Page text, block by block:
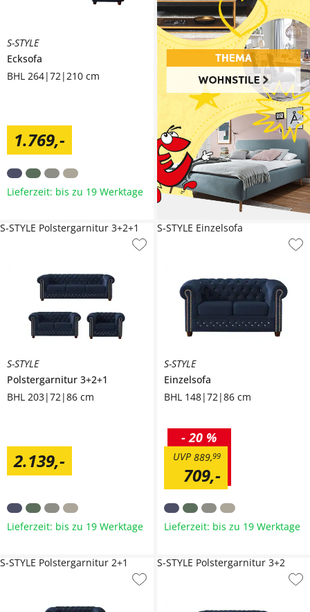
S-STYLE
Ecksofa
BHL 264|72|210 cm
1.769,-
Lieferzeit: bis zu 19 Werktage
S-STYLE
Polstergarnitur 3+2+1
BHL 203|72|86 cm
2.139,-
S-STYLE Polstergarnitur 3+2+1
Lieferzeit: bis zu 19 Werktage
S-STYLE
Einzelsofa
BHL 148|72|86 cm
709,-
889,99
UVP
- 20 %
S-STYLE Einzelsofa
Lieferzeit: bis zu 19 Werktage
S-STYLE Polstergarnitur 2+1 S-STYLE Polstergarnitur 3+2